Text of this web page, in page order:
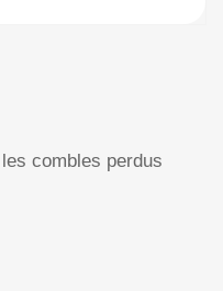
combles perdus